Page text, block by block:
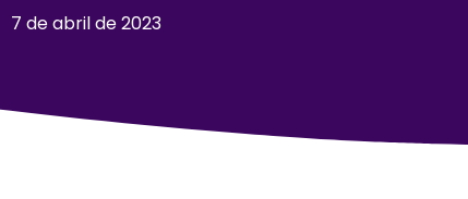
7 de abril de 2023